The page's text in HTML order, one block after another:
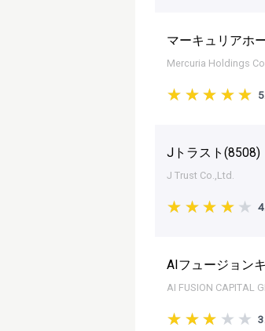
マーキュリアホ
Mercuria Holdings
Jトラスト(8508)
J Trust Co.,Ltd.
AIフュージョン
AI FUSION CAPITAL